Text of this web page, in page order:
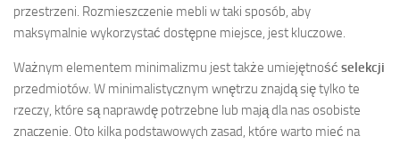
przestrzeni. Rozmieszczenie mebli w taki sposób, aby
maksymalnie wykorzystać dostępne miejsce, jest kluczowe.
Ważnym elementem minimalizmu jest także umiejętność selekcji
przedmiotów. W minimalistycznym wnętrzu znajdą się tylko te
rzeczy, które są naprawdę potrzebne lub mają dla nas osobiste
znaczenie. Oto kilka podstawowych zasad, które warto mieć na